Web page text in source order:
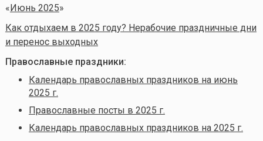
«Июнь 2025»
Как отдыхаем в 2025 году? Нерабочие праздничные дни
и перенос выходных
Православные праздники:
Календарь православных праздников на июнь
2025 г.
Православные посты в 2025 г.
Календарь православных праздников на 2025 г.